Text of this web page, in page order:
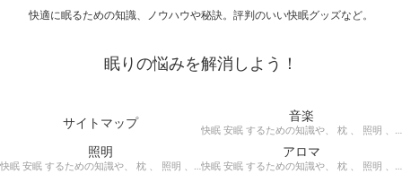
快適に眠るための知識、ノウハウや秘訣。評判のいい快眠グッズなど。
眠りの悩みを解消しよう！
サイトマップ 音楽
快眠 安眠 するための知識や、 枕 、 照明 、 アロマ など、おすすめの グッズ を紹介。 快眠 安眠 のための 音楽 CD の紹介です。 ヒーリングCD リラクゼーションCD インストゥルメンタルCD オルゴールCD ヘミシンクCD α波音楽 など。
照明
快眠 安眠 するための知識や、 枕 、 照明 、 アロマ など、おすすめの グッズ などを紹介。 快眠 安眠 のための 照明 フロアライト テーブルライト デスクライト スタンドライト など。
アロマ
快眠 安眠 するための知識や、 枕 、 照明 、 アロマ など、おすすめの グッズ などを紹介。 エッセンシャルオイル をはじめ、 アロマオイル を利用した アロマランプ 、 アロマディフューザー 、 アロマスプレー などの紹介です。